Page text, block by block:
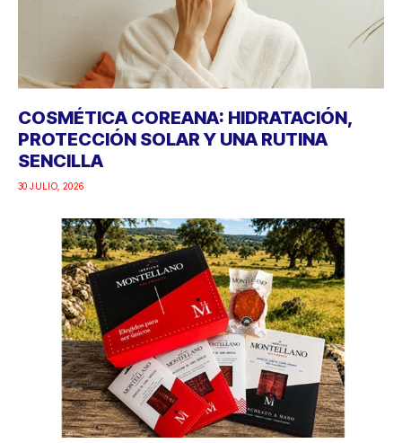
COSMÉTICA COREANA: HIDRATACIÓN,
PROTECCIÓN SOLAR Y UNA RUTINA
SENCILLA
30 JULIO, 2026